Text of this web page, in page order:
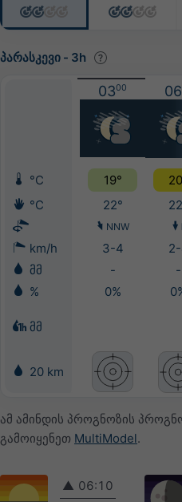
პარასკევი - 3h
0300 06
°C 19°
°C
22°
NNW
km/h 3-4
მმ
- -
%
0%
მმ
20 km
ამ ამინდის პროგნოზის
გამოიყენეთ MultiModel.
▲ 06:10